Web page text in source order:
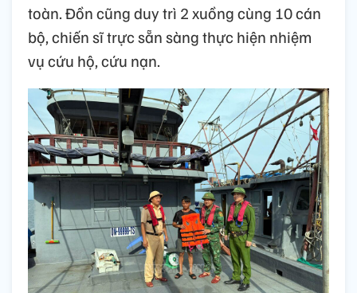
toàn. Đồn cũng duy trì 2 xuồng cùng 10 cán
bộ, chiến sĩ trực sẵn sàng thực hiện nhiệm
vụ cứu hộ, cứu nạn.